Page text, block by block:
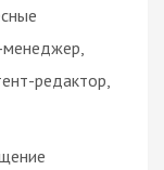
редактор,